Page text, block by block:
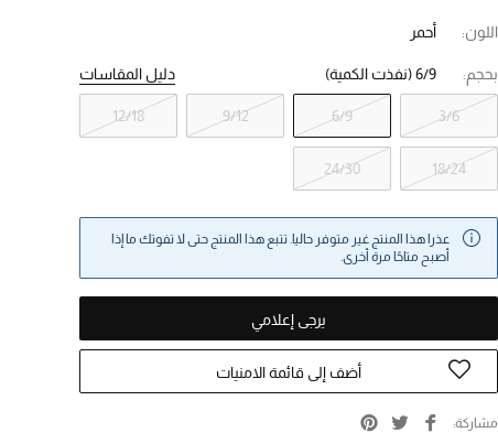
اللون: أحمر
بحجم: 6/9(نفذت الكمية) دليل المقاسات
3/6
6/9
9/12
12/18
18/24
24/30
عذرا هذا المنتج غير متوفر حاليا. تتبع هذا المنتج حتى لا تفوتك ما إذا
أصبح متاحًا مرة أخرى.
يرجى إعلامي
أضف إلى قائمة الامنيات
مشاركة